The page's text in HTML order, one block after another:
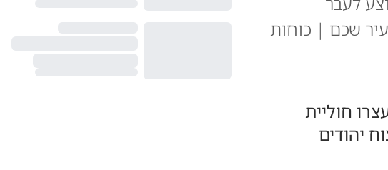
שכם | כוחות
חוליית
יהודים